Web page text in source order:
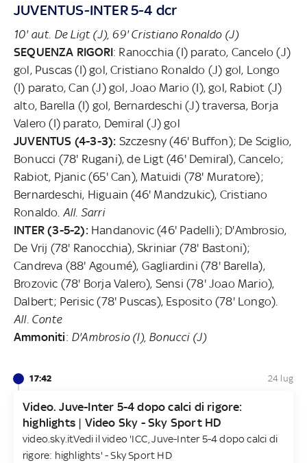
JUVENTUS-INTER 5-4 dcr
10' aut. De Ligt (J), 69' Cristiano Ronaldo (J)
SEQUENZA RIGORI: Ranocchia (I) parato, Cancelo (J)
gol, Puscas (I) gol, Cristiano Ronaldo (J) gol, Longo
(I) parato, Can (J) gol, Joao Mario (I), gol, Rabiot (J)
alto, Barella (I) gol, Bernardeschi (J) traversa, Borja
Valero (I) parato, Demiral (J) gol
JUVENTUS (4-3-3): Szczesny (46' Buffon); De Sciglio,
Bonucci (78' Rugani), de Ligt (46' Demiral), Cancelo;
Rabiot, Pjanic (65' Can), Matuidi (78' Muratore);
Bernardeschi, Higuain (46' Mandzukic), Cristiano
Ronaldo. All. Sarri
INTER (3-5-2):Handanovic (46' Padelli); D'Ambrosio,
De Vrij (78' Ranocchia), Skriniar (78' Bastoni);
Candreva (88' Agoumé), Gagliardini (78' Barella),
Brozovic (78' Borja Valero), Sensi (78' Joao Mario),
Dalbert; Perisic (78' Puscas), Esposito (78' Longo).
All. Conte
Ammoniti: D'Ambrosio (I), Bonucci (J)
17:42 24 lug
Video. Juve-Inter 5-4 dopo calci di rigore:
highlights | Video Sky - Sky Sport HD
video.sky.itVedi il video 'ICC, Juve-Inter 5-4 dopo calci di
rigore: highlights' - Sky Sport HD